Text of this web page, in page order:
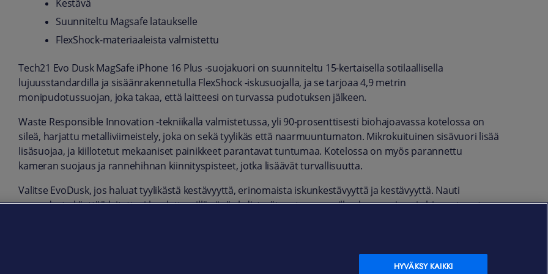
Kestävä
Suunniteltu Magsafe lataukselle
FlexShock-materiaaleista valmistettu
Tech21 Evo Dusk MagSafe iPhone 16 Plus -suojakuori on suunniteltu 15-kertaisella sotilaallisella
lujuusstandardilla ja sisäänrakennetulla FlexShock -iskusuojalla, ja se tarjoaa 4,9 metrin
monipudotussuojan, joka takaa, että laitteesi on turvassa pudotuksen jälkeen.
Waste Responsible Innovation -tekniikalla valmistetussa, yli 90-prosenttisesti biohajoavassa kotelossa on
sileä, harjattu metalliviimeistely, joka on sekä tyylikäs että naarmuuntumaton. Mikrokuituinen sisävuori lisää
lisäsuojaa, ja kiillotetut mekaaniset painikkeet parantavat tuntumaa. Kotelossa on myös parannettu
kameran suojaus ja rannehihnan kiinnityspisteet, jotka lisäävät turvallisuutta.
Valitse EvoDusk, jos haluat tyylikästä kestävyyttä, erinomaista iskunkestävyyttä ja kestävyyttä. Nauti
vapaudesta käyttää laitettasi huoletta, sillä siinä yhdistyvät vertaansa vailla oleva suojaus ja hienostunut
HYVÄKSY KAIKKI